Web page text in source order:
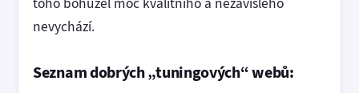
nevychází.
Seznam dobrých „tuningových“ webů: